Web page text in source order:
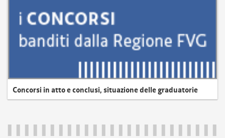
Concorsi in atto e conclusi, situazione delle graduatorie